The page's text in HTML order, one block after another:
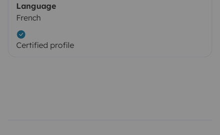
Language
French
Certified profile